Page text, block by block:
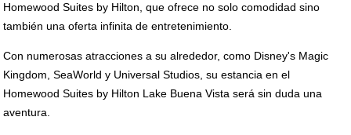
Homewood Suites by Hilton, que ofrece no solo comodidad sino
también una oferta infinita de entretenimiento.
Con numerosas atracciones a su alrededor, como Disney's Magic
Kingdom, SeaWorld y Universal Studios, su estancia en el
Homewood Suites by Hilton Lake Buena Vista será sin duda una
aventura.